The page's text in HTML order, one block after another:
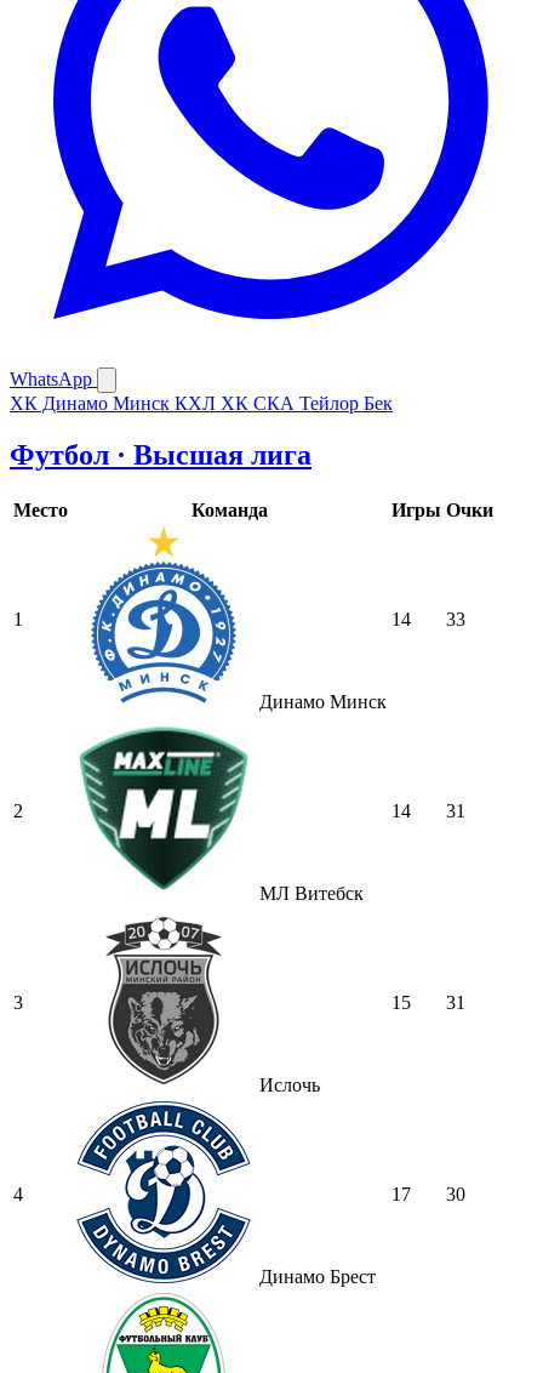
WhatsApp
ХК Динамо Минск КХЛ ХК СКА Тейлор Бек
Футбол · Высшая лига
Место Команда Игры Очки
1
Динамо Минск
14 33
2
МЛ Витебск
14 31
3
Ислочь
15 31
4
Динамо Брест
17 30